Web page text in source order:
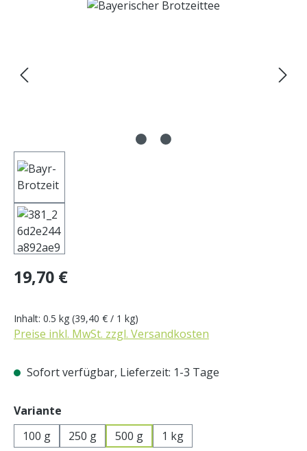
Bildergalerie überspringen
Regulärer Preis:
19,70 €
Inhalt: 0.5 kg (39,40 € / 1 kg)
Preise inkl. MwSt. zzgl. Versandkosten
Sofort verfügbar, Lieferzeit: 1-3 Tage
Variante
100 g
250 g 500 g 1 kg